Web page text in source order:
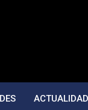
ACTUALIDAD